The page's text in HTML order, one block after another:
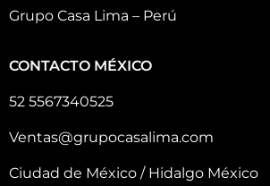
Grupo Casa Lima – Perú
CONTACTO MÉXICO
52 5567340525
Ventas@grupocasalima.com
Ciudad de México / Hidalgo México